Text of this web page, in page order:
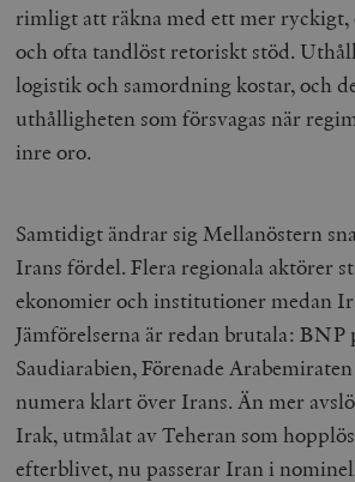
rimligt att räkna med ett mer
och ofta tandlöst retoriskt stöd.
logistik och samordning kostar, och
uthålligheten som försvagas när
inre oro.
Samtidigt ändrar sig Mellanöstern
Irans fördel. Flera regionala aktörer
ekonomier och institutioner medan
Jämförelserna är redan brutala: BNP
Saudiarabien, Förenade
numera klart över Irans. Än mer
Irak, utmålat av Teheran som
efterblivet, nu passerar Iran i